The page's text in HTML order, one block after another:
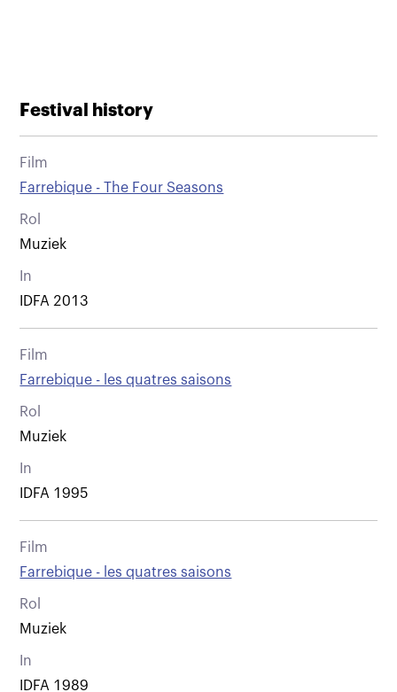
Festival history
Film
Farrebique - The Four Seasons
Rol
Muziek
In
IDFA 2013
Film
Farrebique - les quatres saisons
Rol
Muziek
In
IDFA 1995
Film
Farrebique - les quatres saisons
Rol
Muziek
In
IDFA 1989